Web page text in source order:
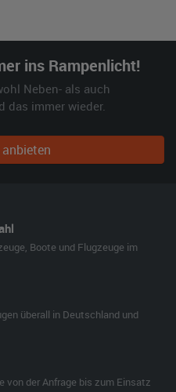
ins Rampenlicht!
Neben- als auch
das immer wieder.
Boote und Flugzeuge im
überall in Deutschland und
von der Anfrage bis zum Einsatz